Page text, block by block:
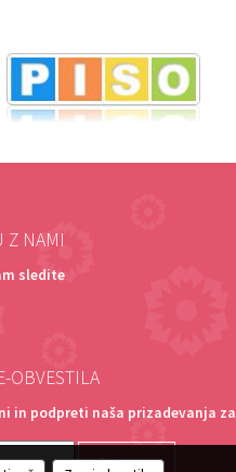
Z NAMI
sledite
OBVESTILA
in podpreti naša prizadevanja za